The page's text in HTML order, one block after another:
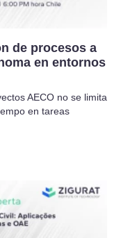
de procesos a
en entornos
AECO no se limita
en tareas